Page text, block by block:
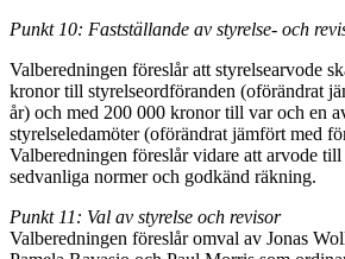
Punkt 10: Fastställande av styrelse- och
Valberedningen föreslår att styrelsearvode
kronor till styrelseordföranden (oförändrat
år) och med 200 000 kronor till var och en
styrelseledamöter (oförändrat jämfört med
Valberedningen föreslår vidare att arvode
sedvanliga normer och godkänd räkning.
Punkt 11: Val av styrelse och revisor
Valberedningen föreslår omval av Jonas